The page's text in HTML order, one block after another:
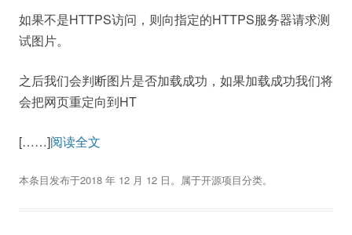
如果不是HTTPS访问，则向指定的HTTPS服务器请求测
试图片。
之后我们会判断图片是否加载成功，如果加载成功我们将
会把网页重定向到HT
[……]阅读全文
本条目发布于2018 年 12 月 12 日。属于开源项目分类。